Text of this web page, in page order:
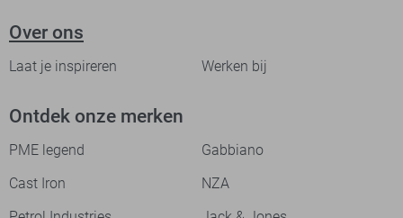
Over ons
Laat je inspireren Werken bij
Ontdek onze merken
PME legend
Gabbiano
Cast Iron
NZA